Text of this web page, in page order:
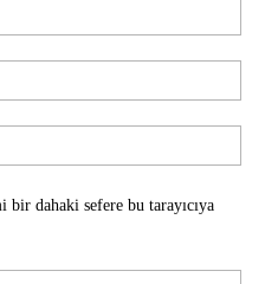
dahaki sefere bu tarayıcıya